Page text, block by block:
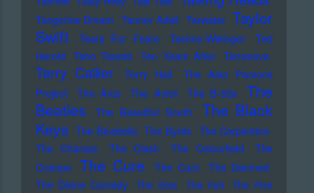
Tangerine Dream Tanner Adell Tarwater Taylor
Swift
Tears For Fears Techno-Wikinger
Ted
Herold
Teho Teardo Ten Years After Terranova
Terry Callier Terry Hall
The Alan Parsons
Project
The Arcs The Avicii The B-52s
The
Beatles
The Beautiful South
The Black
Keys The Bluebells The Byrds The Carpenters
The Champs
The Clash The Colourfield
The
Cramps
The Cure The Curs
The Damned
The Divine Comedy
The Eels The Fall
The Five